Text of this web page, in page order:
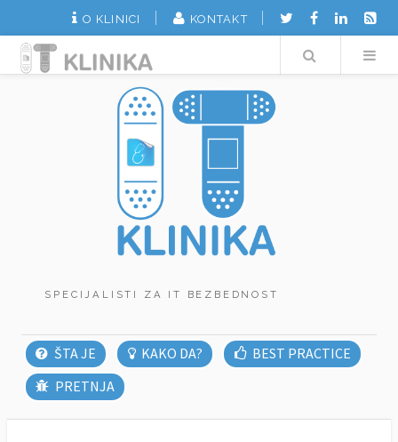
O KLINICI KONTAKT
Search
ŠTA JE KAKO DA?
BEST PRACTICE
PRETNJA
SPECIJALISTI ZA IT BEZBEDNOST